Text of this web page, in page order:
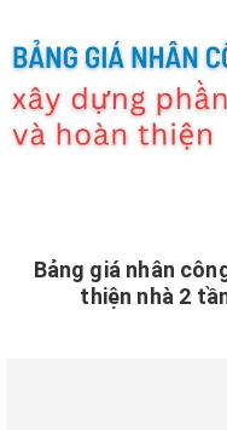
Bảng giá nhân
thiện nhà 2